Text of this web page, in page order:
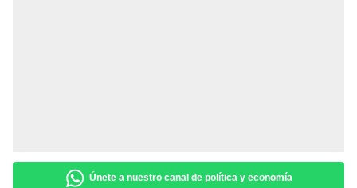
Únete a nuestro canal de política y economía